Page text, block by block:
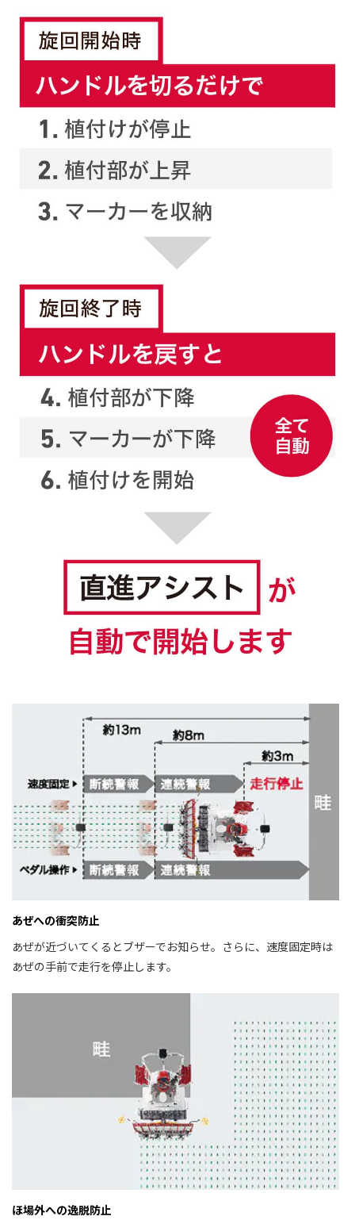
あぜへの衝突防止
あぜが近づいてくるとブザーでお知らせ。さらに、速度固定時は
あぜの手前で走行を停止します。
ほ場外への逸脱防止